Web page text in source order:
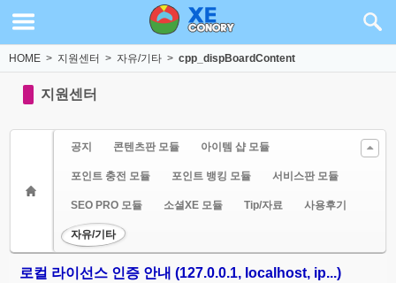
HOME > 지원센터 > 자유/기타 > cpp_dispBoardContent
지원센터
공지 콘텐츠판 모듈 아이템 샵 모듈
포인트 충전 모듈 포인트 뱅킹 모듈 서비스판 모듈
SEO PRO 모듈 소셜XE 모듈 Tip/자료 사용후기
자유/기타
로컬 라이선스 인증 안내 (127.0.0.1, localhost, ip...)